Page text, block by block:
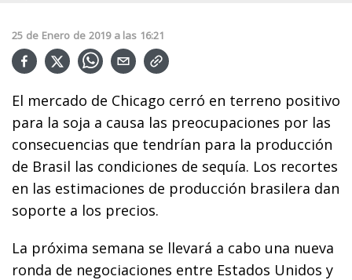
25 de Enero de 2019 a las 16:21
El mercado de Chicago cerró en terreno positivo
para la soja a causa las preocupaciones por las
consecuencias que tendrían para la producción
de Brasil las condiciones de sequía. Los recortes
en las estimaciones de producción brasilera dan
soporte a los precios.
La próxima semana se llevará a cabo una nueva
ronda de negociaciones entre Estados Unidos y